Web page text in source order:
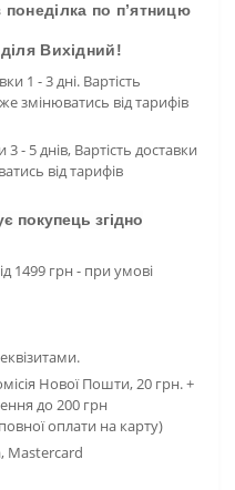
по п’ятницю
Вихідний!
1 - 3 дні. Вартість
змінюватись від тарифів
- 5 днів, Вартість доставки
від тарифів
покупець згідно
1499 грн - при умові
Нової Пошти, 20 грн. +
до 200 грн
оплати на карту)
Mastercard